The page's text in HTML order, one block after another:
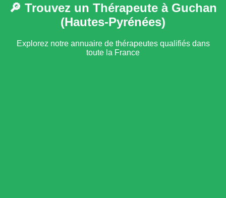
🔎 Trouvez un Thérapeute à Guchan
(Hautes-Pyrénées)
Explorez notre annuaire de thérapeutes qualifiés dans
toute la France